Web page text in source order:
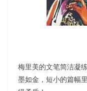
梅里美的文笔简洁凝
墨如金，短小的篇幅